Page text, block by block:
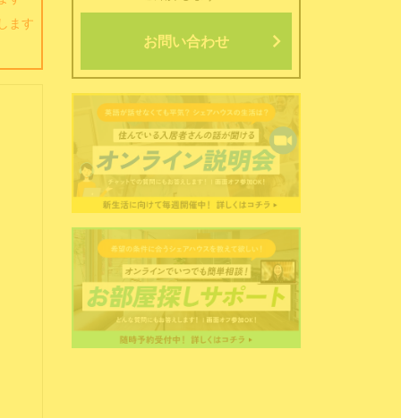
ます
お問い合わせ